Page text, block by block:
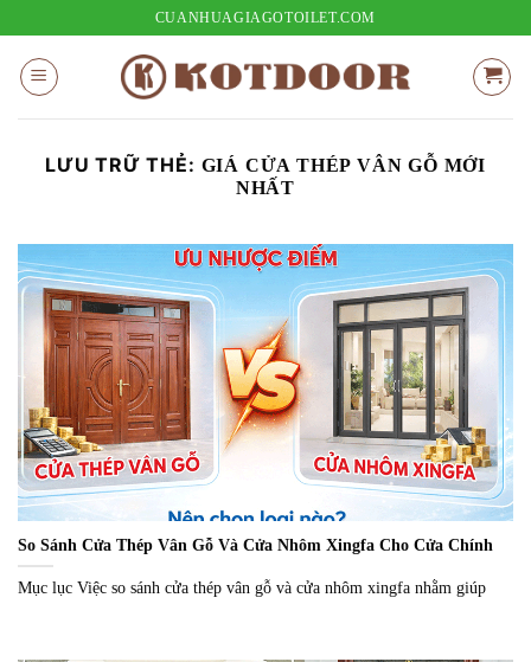
nội
dung
CUANHUAGIAGOTOILET.COM
LƯU TRỮ THẺ: GIÁ CỬA THÉP VÂN GỖ MỚI
NHẤT
So Sánh Cửa Thép Vân Gỗ Và Cửa Nhôm Xingfa Cho Cửa Chính
Mục lục Việc so sánh cửa thép vân gỗ và cửa nhôm xingfa nhằm giúp